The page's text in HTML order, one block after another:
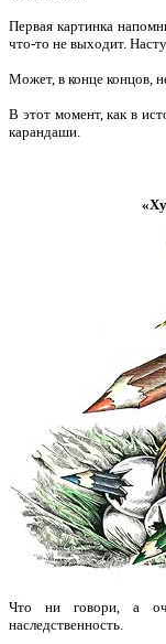
Первая картинка
что-то не выходит.
Может, в конце концов,
В этот момент, как в
карандаши.
Что ни говори, а
наследственность.